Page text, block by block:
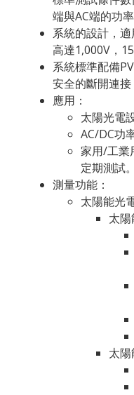
端與AC端的功率
系統的設計，
高達1,000V，
系統標準配備
安全的斷開連接
應用：
太陽光電
AC/DC功
家用/工業
定期測試。
測量功能：
太陽能光
太陽
太陽